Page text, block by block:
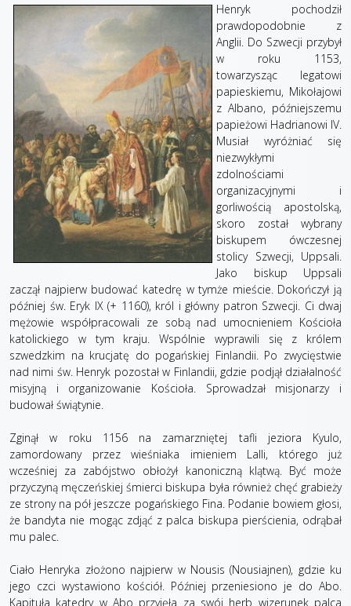
Henryk pochodził
prawdopodobnie z
Anglii. Do Szwecji przybył
w roku 1153,
towarzysząc legatowi
papieskiemu, Mikołajowi
z Albano, późniejszemu
papieżowi Hadrianowi IV.
Musiał wyróżniać się
niezwykłymi
zdolnościami
organizacyjnymi i
gorliwością apostolską,
skoro został wybrany
biskupem ówczesnej
stolicy Szwecji, Uppsali.
Jako biskup Uppsali
zaczął najpierw budować katedrę w tymże mieście. Dokończył ją
później św. Eryk IX (+ 1160), król i główny patron Szwecji. Ci dwaj
mężowie współpracowali ze sobą nad umocnieniem Kościoła
katolickiego w tym kraju. Wspólnie wyprawili się z królem
szwedzkim na krucjatę do pogańskiej Finlandii. Po zwycięstwie
nad nimi św. Henryk pozostał w Finlandii, gdzie podjął działalność
misyjną i organizowanie Kościoła. Sprowadzał misjonarzy i
budował świątynie.
Zginął w roku 1156 na zamarzniętej tafli jeziora Kyulo,
zamordowany przez wieśniaka imieniem Lalli, którego już
wcześniej za zabójstwo obłożył kanoniczną klątwą. Być może
przyczyną męczeńskiej śmierci biskupa była również chęć grabieży
ze strony na pół jeszcze pogańskiego Fina. Podanie bowiem głosi,
że bandyta nie mogąc zdjąć z palca biskupa pierścienia, odrąbał
mu palec.
Ciało Henryka złożono najpierw w Nousis (Nousiajnen), gdzie ku
jego czci wystawiono kościół. Później przeniesiono je do Abo.
Kapituła katedry w Abo przyjęła za swój herb wizerunek palca